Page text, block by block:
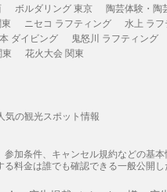
ボルダリング 東京 陶芸体験・陶
ニセコ ラフティング 水上 ラ
ダイビング 鬼怒川 ラフティング
花火大会 関東
気の観光スポット情報
加条件、キャンセル規約などの基
料金は誰でも確認できる一般公開し